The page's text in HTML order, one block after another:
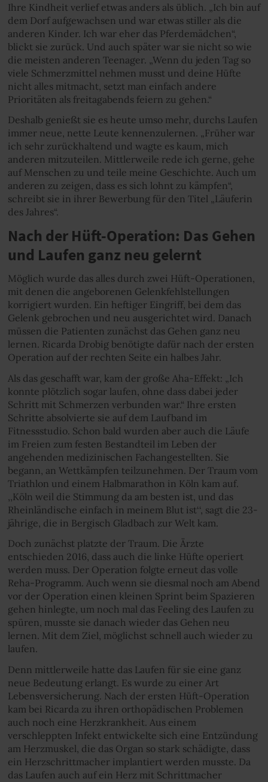
Ihre Kindheit verlief etwas anders als üblich. „Ich bin auf
dem Dorf aufgewachsen und war etwas stiller als die
anderen Kinder. Ich war eher das Pferdemädchen“,
blickt sie zurück. Und auch später war sie nicht so wie
die meisten anderen Teenager. „Wenn du jeden Tag so
viele Schmerzmittel nehmen musst und deine Hüfte
nicht alles mitmacht, setzt man einfach andere
Prioritäten als freitagabends feiern zu gehen.“
Deshalb genießt sie es heute umso mehr, durchs Laufen
immer neue, nette Leute kennenzulernen. „Früher war
ich sehr zurückhaltend und wagte es kaum, mich
anderen mitzuteilen. Mittlerweile rede ich gerne, gehe
auf Menschen zu und teile meine Geschichte. Auch um
anderen zu zeigen, dass es sich lohnt zu kämpfen“,
schreibt sie in ihrer Bewerbung für den Titel „Läuferin
des Jahres“.
Nach der Hüft-Operation: Das Gehen
und Laufen ganz neu gelernt
Möglich wurde das alles durch zwei Hüft-Operationen,
mit denen die angeborenen Gelenkfehlstellungen
korrigiert wurden. Ein heftiger Eingriff, bei dem das
Gelenk gebrochen und neu ausgerichtet wird. Danach
müssen die Patienten zunächst das Gehen ganz neu
lernen. Ricarda Drobig benötigte dafür nach der ersten
Operation auf der rechten Seite ein halbes Jahr.
Als das geschafft war, kam der große Aha-Effekt: „Ich
konnte plötzlich sogar laufen, ohne dass dabei jeder
Schritt mit Schmerzen verbunden war.“ Ihre ersten
Schritte absolvierte sie auf dem Laufband im
Fitnessstudio. Schon bald wurden aber auch die Läufe
im Freien zum festen Bestandteil im Leben der
angehenden medizinischen Fachangestellten. Sie
begann, an Wettkämpfen teilzunehmen. Der Traum vom
Triathlon und einem Halbmarathon in Köln kam auf.
,,Köln weil die Stimmung da am besten ist, und das
Rheinländische einfach in meinem Blut ist‘‘, sagt die 23-
jährige, die in Bergisch Gladbach zur Welt kam.
Doch zunächst platzte der Traum. Die Ärzte
entschieden 2016, dass auch die linke Hüfte operiert
werden muss. Der Operation folgte erneut das volle
Reha-Programm. Auch wenn sie diesmal noch am Abend
vor der Operation einen kleinen Sprint beim Spazieren
gehen hinlegte, um noch mal das Feeling des Laufen zu
spüren, musste sie danach wieder das Gehen neu
lernen. Mit dem Ziel, möglichst schnell auch wieder zu
laufen.
Denn mittlerweile hatte das Laufen für sie eine ganz
neue Bedeutung erlangt. Es wurde zu einer Art
Lebensversicherung. Nach der ersten Hüft-Operation
kam bei Ricarda zu ihren orthopädischen Problemen
auch noch eine Herzkrankheit. Aus einem
verschleppten Infekt entwickelte sich eine Entzündung
am Herzmuskel, die das Organ so stark schädigte, dass
ein Herzschrittmacher implantiert werden musste. Da
das Laufen auch auf ein Herz mit Schrittmacher